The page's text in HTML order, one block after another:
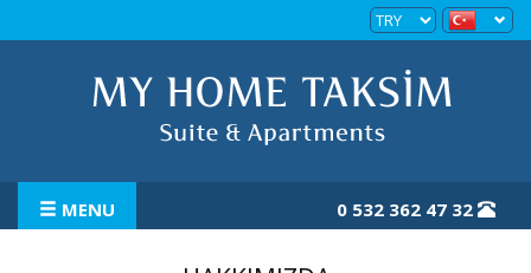
MENU 0 532 362 47 32
ANASAYFA